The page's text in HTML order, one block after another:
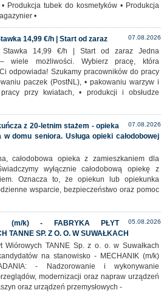
Produkcja tubek do kosmetyków • Produkcja
•
07.08.2026
14,99 €/h | Start od zaraz
Stawka 14,99 €/h | Start od zaraz Jedna
wiele możliwości. Wybierz pracę, która
odpowiada! Szukamy pracowników do pracy
paczek (PostNL), • pakowaniu warzyw i
przy kwiatach, • produkcji i obsłudze
07.08.2026
z 20-letnim stażem - opieka
w domu seniora. Usługa opieki całodobowej
całodobowa opieka z zamieszkaniem dla
wyłącznie całodobową opiekę z
Oznacza to, że opiekun lub opiekunka
wsparcie, bezpieczeństwo oraz pomoc
05.08.2026
(m/k) - FABRYKA PŁYT
TANNE SP. Z O. O. W SUWAŁKACH
Wiórowych TANNE Sp. z o. o. w Suwałkach
na stanowisko - MECHANIK (m/k)
- Nadzorowanie i wykonywanie
modernizacji oraz napraw urządzeń
oraz urządzeń przemysłowych -